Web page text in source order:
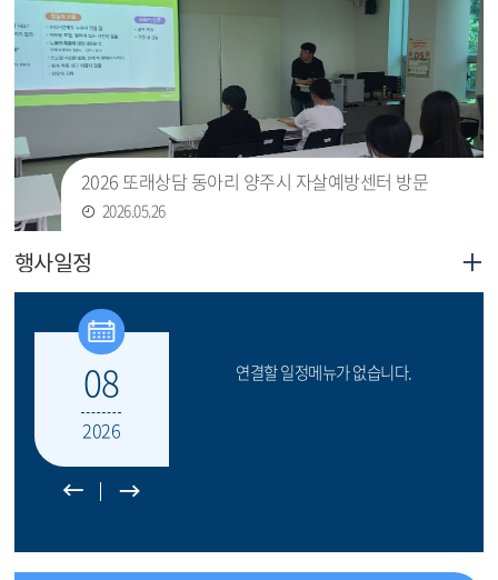
2026 또래상담 동아리 양주시 자살예방센터 방문
2026.05.26
행사일정
2026
08
이
달
달
연결할 일정메뉴가 없습니다.
보